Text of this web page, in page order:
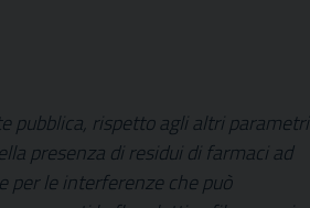
pubblica, rispetto agli altri parametri
presenza di residui di farmaci ad
le interferenze che può